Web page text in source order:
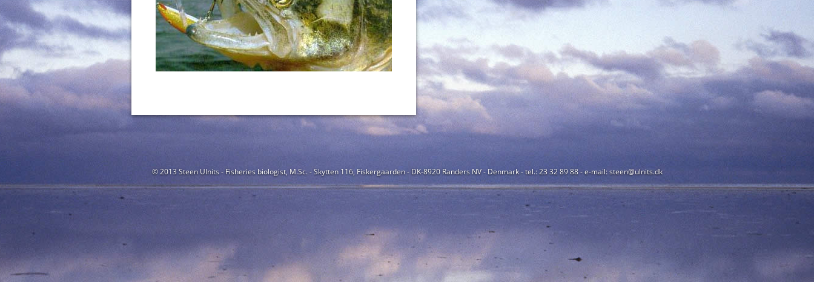
© 2013 Steen Ulnits - Fisheries biologist, M.Sc. - Skytten 116, Fiskergaarden - DK-8920 Randers NV - Denmark - tel.: 23 32 89 88 - e-mail: steen@ulnits.dk